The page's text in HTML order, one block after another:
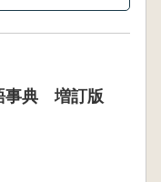
事典 増訂版